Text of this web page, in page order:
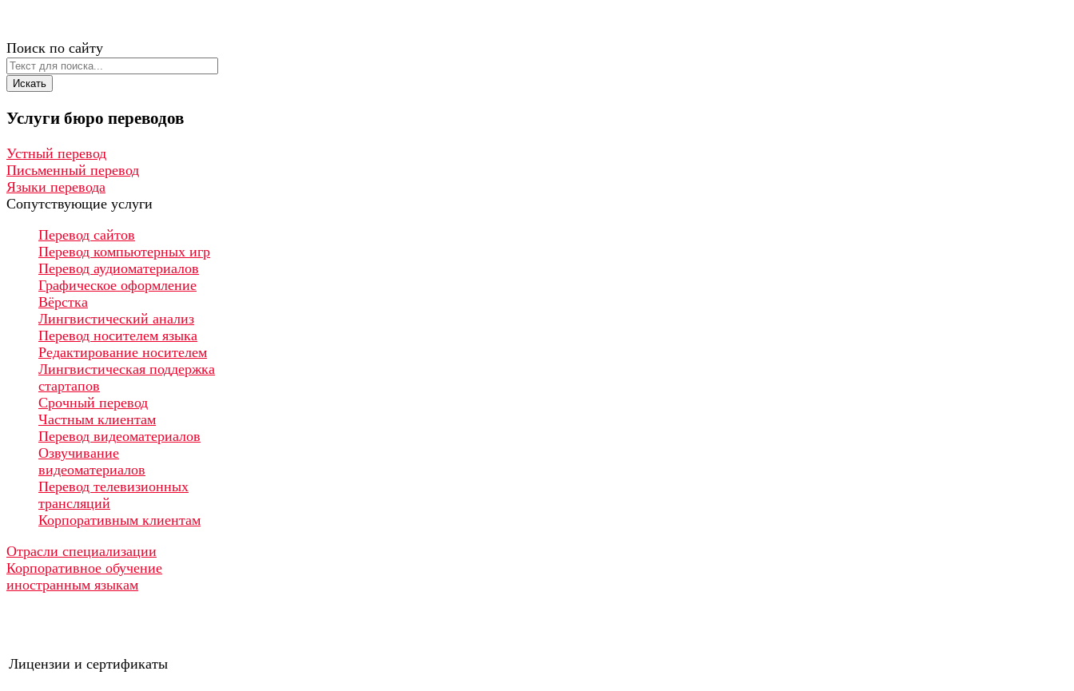
Поиск по сайту
Искать
Услуги бюро переводов
Устный перевод
Письменный перевод
Языки перевода
Сопутствующие услуги
Перевод сайтов
Перевод компьютерных игр
Перевод аудиоматериалов
Графическое оформление
Вёрстка
Лингвистический анализ
Перевод носителем языка
Редактирование носителем
Лингвистическая поддержка
стартапов
Срочный перевод
Частным клиентам
Перевод видеоматериалов
Озвучивание
видеоматериалов
Перевод телевизионных
трансляций
Корпоративным клиентам
Отрасли специализации
Корпоративное обучение
иностранным языкам
Лицензии и сертификаты